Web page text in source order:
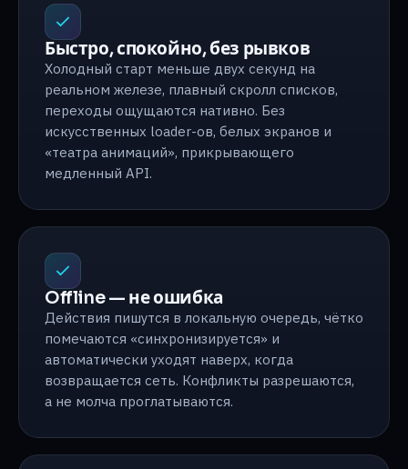
Быстро, спокойно, без рывков
Холодный старт меньше двух секунд на
реальном железе, плавный скролл списков,
переходы ощущаются нативно. Без
искусственных loader-ов, белых экранов и
«театра анимаций», прикрывающего
медленный API.
Offline — не ошибка
Действия пишутся в локальную очередь, чётко
помечаются «синхронизируется» и
автоматически уходят наверх, когда
возвращается сеть. Конфликты разрешаются,
а не молча проглатываются.